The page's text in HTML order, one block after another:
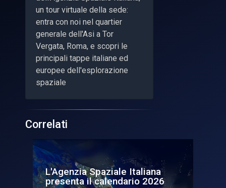
un tour virtuale della sede:
entra con noi nel quartier
generale dell'Asi a Tor
Vergata, Roma, e scopri le
principali tappe italiane ed
europee dell'esplorazione
spaziale
Correlati
L'Agenzia Spaziale Italiana
presenta il calendario 2026